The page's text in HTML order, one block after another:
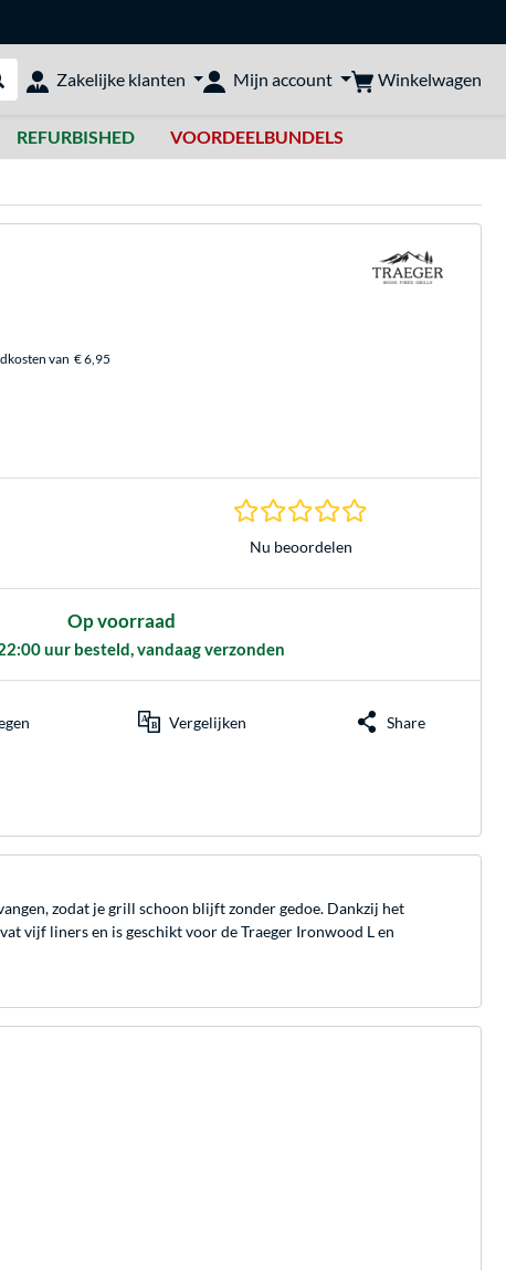
doorzoeken
Zakelijke klanten Mijn account Winkelwagen
REFURBISHED VOORDEELBUNDELS
van € 6,95
0.0 sterren
Nu beoordelen
Op voorraad
uur besteld, vandaag verzonden
Vergelijken Share
zodat je grill schoon blijft zonder gedoe. Dankzij het
vijf liners en is geschikt voor de Traeger Ironwood L en